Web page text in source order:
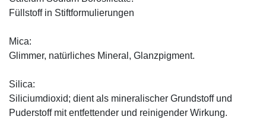
Füllstoff in Stiftformulierungen
Mica:
Glimmer, natürliches Mineral, Glanzpigment.
Silica:
Siliciumdioxid; dient als mineralischer Grundstoff und
Puderstoff mit entfettender und reinigender Wirkung.